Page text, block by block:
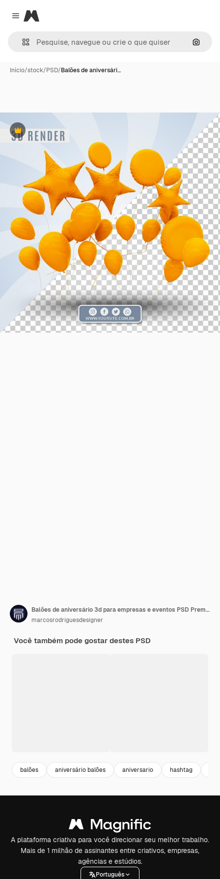
Close menu
Magnific
Início/stock/PSD/Balões de aniversári…
Premium
Balões de aniversário 3d para empresas e eventos PSD Premium
marcosrodriguesdesigner
Você também pode gostar destes PSD
balões aniversário balões aniversario hashtag
A plataforma criativa para você direcionar seu melhor trabalho.
Mais de 1 milhão de assinantes entre criativos, empresas,
agências e estúdios.
Português